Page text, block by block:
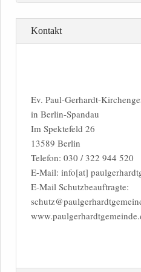
Kontakt
Ev. Paul-Gerhardt-
in Berlin-Spandau
Im Spektefeld 26
13589 Berlin
Telefon: 030 / 322 944 520
E-Mail: info[at]
E-Mail Schutzbeauftragte: